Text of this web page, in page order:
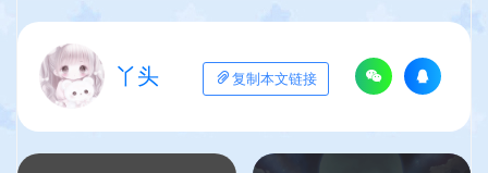
丫头 复制本文链接